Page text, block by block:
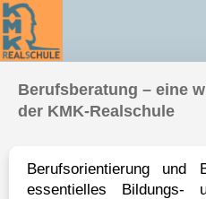
Berufsberatung – eine
der KMK-Realschule
Berufsorientierung und
essentielles Bildungs-